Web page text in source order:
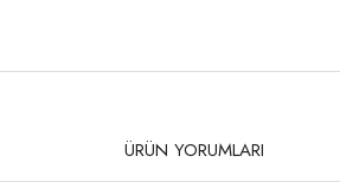
ÜRÜN YORUMLARI